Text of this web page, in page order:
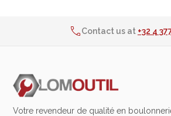
Contact us at +32 4
Votre revendeur de qualité en